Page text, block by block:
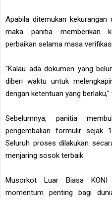
Apabila ditemukan
maka panitia memberikan
perbaikan selama masa
"Kalau ada dokumen yang
diberi waktu untuk
dengan ketentuan yang berlaku,"
Sebelumnya, panitia
pengembalian formulir sejak
Seluruh proses dilakukan
menjaring sosok terbaik.
Musorkot Luar Biasa
momentum penting bagi